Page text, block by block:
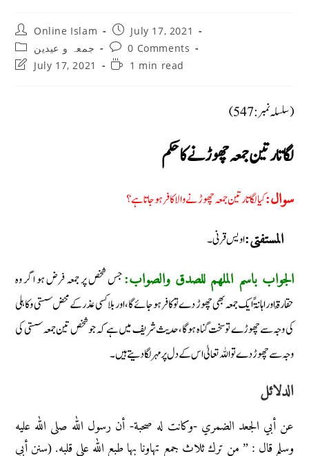
Post
author:
Online Islam
Post
published:
July 17, 2021
Post
category:
جمعہ و عیدین
Post
comments:
0 Comments
PostJuly 17, 2021
Reading1 min read
(سلسلہ نمبر: 547)
لگاتار تین جمعہ چھوڑنے کا حکم
سوال:کیا لگاتار تین جمعہ چھوڑنے والا کافر ہوجاتا ہے؟
المستفتی:اویس قرنی۔
الجواب باسم الملھم للصدق والصواب:جس شخص پر جمعہ فرض ہو اگر وہ
حقارۃً اور اہانۃً ایک جمعہ بھی چھوڑ دے تو کافر ہو جائے گا، اور بلا کسی عذر کے محض سستی وکاہلی
کی وجہ سے چھوڑے تو سخت گناہ ہوگا، حدیث شریف میں ہے کہ جو شخص تین جمعہ سستی کی
وجہ سے چھوڑ دے تو اللہ تعالیٰ اس کے دل پر مہر لگا دیتے ہیں۔
الدلائل
عن أبي الجعد الضمري -وكانت له صحبة- أن رسول الله صلى الله عليه
وسلم قال : ” من ترك ثلاث جمع تهاونا بها طبع الله على قلبه. (سنن أبي